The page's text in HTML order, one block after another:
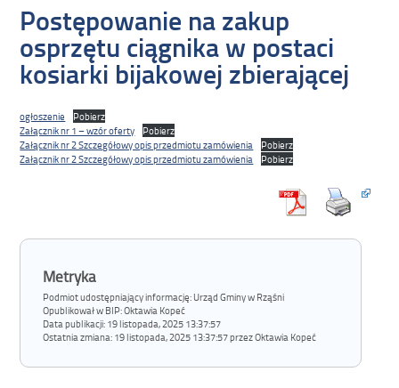
Postępowanie na zakup
osprzętu ciągnika w postaci
kosiarki bijakowej zbierającej
ogłoszenie
Pobierz
Załącznik nr 1 – wzór oferty
Pobierz
Załącznik nr 2 Szczegółowy opis przedmiotu zamówienia
Pobierz
Załącznik nr 2 Szczegółowy opis przedmiotu zamówienia
Pobierz
Metryka
Podmiot udostępniający informację: Urząd Gminy w Rząśni
Opublikował w BIP:Oktawia Kopeć
Data publikacji: 19 listopada, 2025 13:37:57
Ostatnia zmiana: 19 listopada, 2025 13:37:57 przez Oktawia Kopeć